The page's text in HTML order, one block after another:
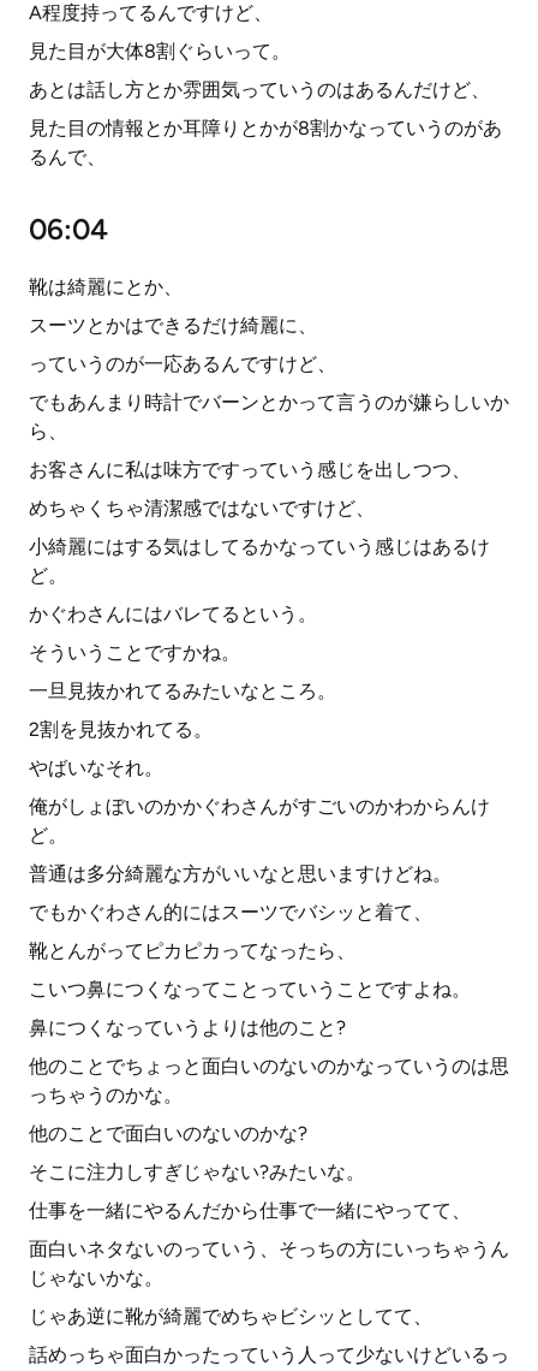
A程度持ってるんですけど、
見た目が大体8割ぐらいって。
あとは話し方とか雰囲気っていうのはあるんだけど、
見た目の情報とか耳障りとかが8割かなっていうのがあ
るんで、
06:04
靴は綺麗にとか、
スーツとかはできるだけ綺麗に、
っていうのが一応あるんですけど、
でもあんまり時計でバーンとかって言うのが嫌らしいか
ら、
お客さんに私は味方ですっていう感じを出しつつ、
めちゃくちゃ清潔感ではないですけど、
小綺麗にはする気はしてるかなっていう感じはあるけ
ど。
かぐわさんにはバレてるという。
そういうことですかね。
一旦見抜かれてるみたいなところ。
2割を見抜かれてる。
やばいなそれ。
俺がしょぼいのかかぐわさんがすごいのかわからんけ
ど。
普通は多分綺麗な方がいいなと思いますけどね。
でもかぐわさん的にはスーツでバシッと着て、
靴とんがってピカピカってなったら、
こいつ鼻につくなってことっていうことですよね。
鼻につくなっていうよりは他のこと?
他のことでちょっと面白いのないのかなっていうのは思
っちゃうのかな。
他のことで面白いのないのかな?
そこに注力しすぎじゃない?みたいな。
仕事を一緒にやるんだから仕事で一緒にやってて、
面白いネタないのっていう、そっちの方にいっちゃうん
じゃないかな。
じゃあ逆に靴が綺麗でめちゃビシッとしてて、
話めっちゃ面白かったっていう人って少ないけどいるっ